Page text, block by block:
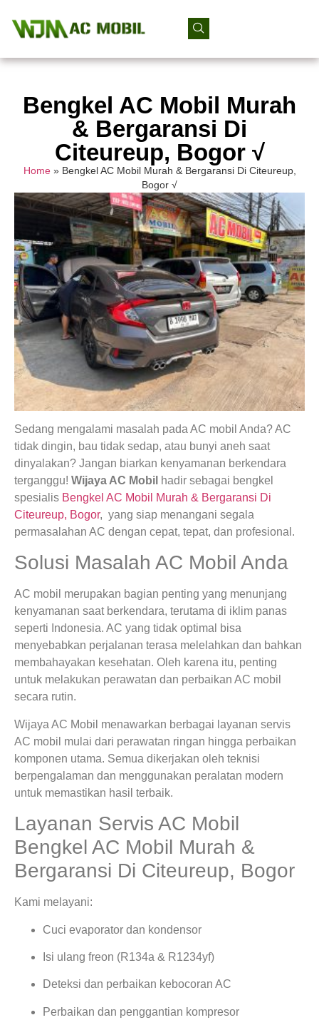
Bengkel AC Mobil Murah
& Bergaransi Di
Citeureup, Bogor √
Home» Bengkel AC Mobil Murah & Bergaransi Di Citeureup,
Bogor √
Sedang mengalami masalah pada AC mobil Anda? AC
tidak dingin, bau tidak sedap, atau bunyi aneh saat
dinyalakan? Jangan biarkan kenyamanan berkendara
terganggu! Wijaya AC Mobil hadir sebagai bengkel
spesialis Bengkel AC Mobil Murah & Bergaransi Di
Citeureup, Bogor, yang siap menangani segala
permasalahan AC dengan cepat, tepat, dan profesional.
Solusi Masalah AC Mobil Anda
AC mobil merupakan bagian penting yang menunjang
kenyamanan saat berkendara, terutama di iklim panas
seperti Indonesia. AC yang tidak optimal bisa
menyebabkan perjalanan terasa melelahkan dan bahkan
membahayakan kesehatan. Oleh karena itu, penting
untuk melakukan perawatan dan perbaikan AC mobil
secara rutin.
Wijaya AC Mobil menawarkan berbagai layanan servis
AC mobil mulai dari perawatan ringan hingga perbaikan
komponen utama. Semua dikerjakan oleh teknisi
berpengalaman dan menggunakan peralatan modern
untuk memastikan hasil terbaik.
Layanan Servis AC Mobil
Bengkel AC Mobil Murah &
Bergaransi Di Citeureup, Bogor
Kami melayani:
Cuci evaporator dan kondensor
Isi ulang freon (R134a & R1234yf)
Deteksi dan perbaikan kebocoran AC
Perbaikan dan penggantian kompresor